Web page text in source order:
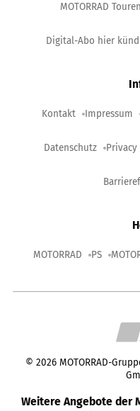
MOTORRAD
Digital-Abo hier
Kontakt Impressum
Datenschutz Privacy
MOTORRAD PS
© 2026 MOTORRAD-
Weitere Angebote der